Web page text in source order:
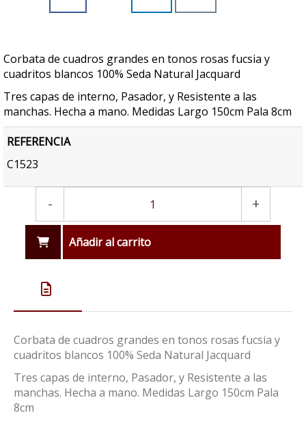
Corbata de cuadros grandes en tonos rosas fucsia y
cuadritos blancos 100% Seda Natural Jacquard
Tres capas de interno, Pasador, y Resistente a las
manchas. Hecha a mano. Medidas Largo 150cm Pala 8cm
REFERENCIA
C1523
- +
Añadir al carrito
Corbata de cuadros grandes en tonos rosas fucsia y
cuadritos blancos 100% Seda Natural Jacquard
Tres capas de interno, Pasador, y Resistente a las
manchas. Hecha a mano. Medidas Largo 150cm Pala
8cm